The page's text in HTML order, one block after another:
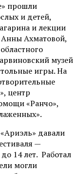
прошли
и детей,
и лекции
Ахматовой,
музей
игры. На
центр
«Ранчо»,
«Ариэль» давали
—
14 лет. Работал
могли